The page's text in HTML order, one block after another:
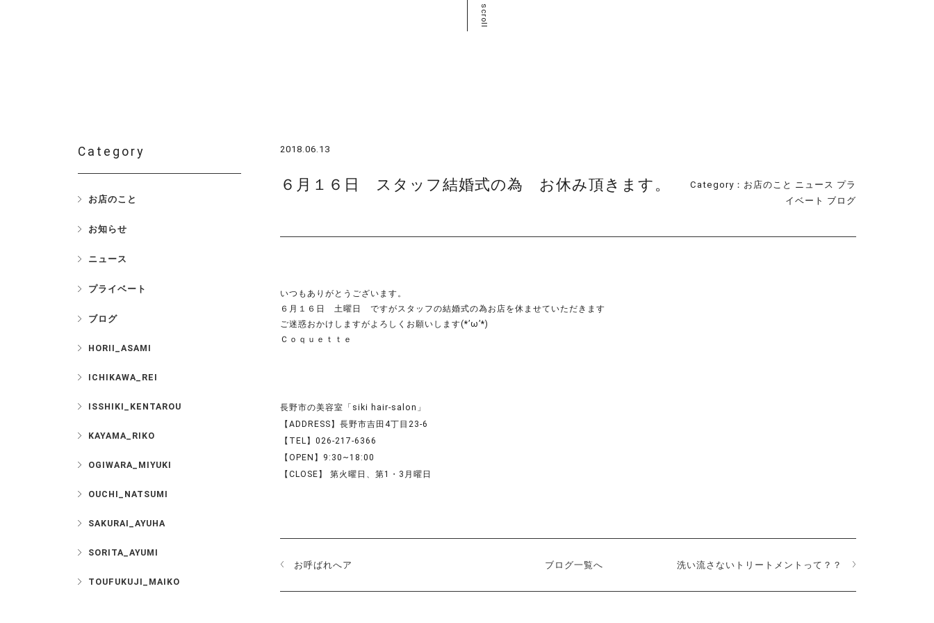
scroll
2018.06.13
６月１６日 スタッフ結婚式の為 お休み頂きます。 Category： お店のこと ニュース プラ
イベート ブログ
いつもありがとうございます。
６月１６日 土曜日 ですがスタッフの結婚式の為お店を休ませていただきます
ご迷惑おかけしますがよろしくお願いします(*’ω’*)
Ｃｏｑｕｅｔｔｅ
長野市の美容室「siki hair-salon」
【ADDRESS】長野市吉田4丁目23-6
【TEL】026-217-6366
【OPEN】9:30~18:00
【CLOSE】 第火曜日、第1・3月曜日
お呼ばれへア ブログ一覧へ 洗い流さないトリートメントって？？
Category
お店のこと
お知らせ
ニュース
プライベート
ブログ
HORII_ASAMI
ICHIKAWA_REI
ISSHIKI_KENTAROU
KAYAMA_RIKO
OGIWARA_MIYUKI
OUCHI_NATSUMI
SAKURAI_AYUHA
SORITA_AYUMI
TOUFUKUJI_MAIKO